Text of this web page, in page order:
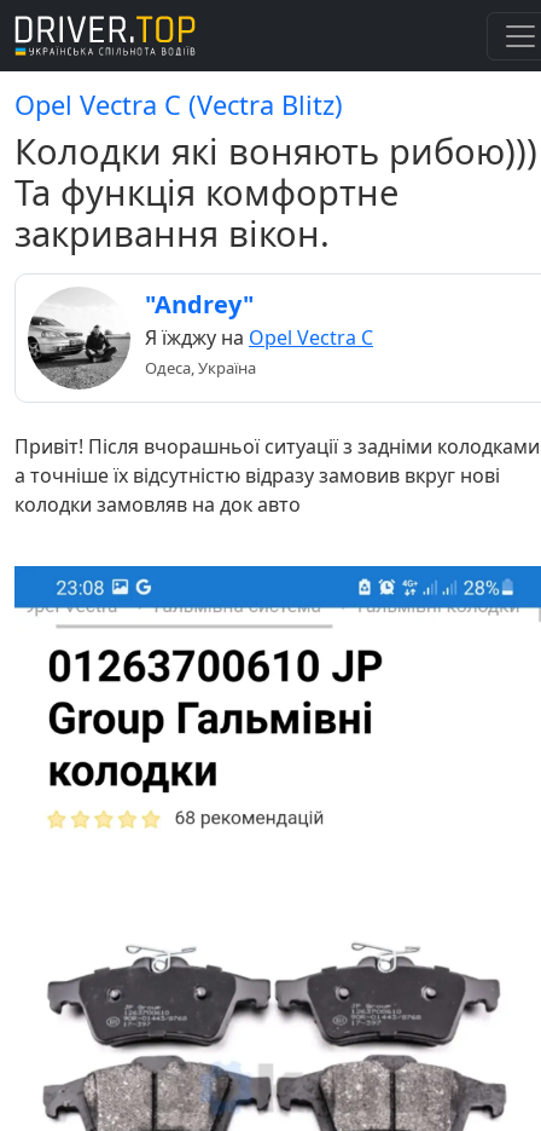
Opel Vectra C (Vectra Blitz)
Колодки які воняють рибою)))
Та функція комфортне
закривання вікон.
"Andrey"
Я їжджу на Opel Vectra C
Одеса, Україна
Привіт! Після вчорашньої ситуації з задніми
а точніше їх відсутністю відразу замовив вкруг нові
колодки замовляв на док авто